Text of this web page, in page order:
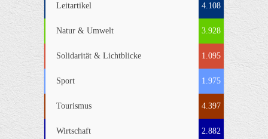
Leitartikel 4.108
Natur & Umwelt 3.928
Solidarität & Lichtblicke 1.095
Sport 1.975
Tourismus 4.397
Wirtschaft 2.882